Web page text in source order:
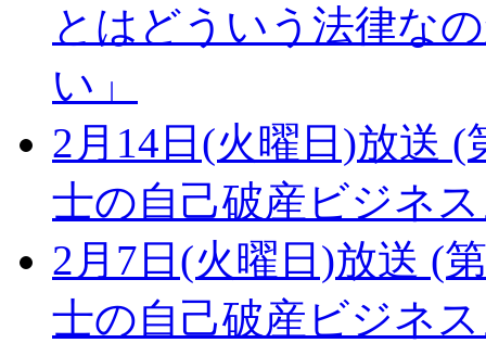
とはどういう法律な
い」
2月14日(火曜日)放送 (
士の自己破産ビジネ
2月7日(火曜日)放送 (
士の自己破産ビジネ